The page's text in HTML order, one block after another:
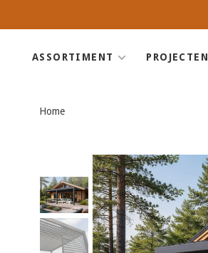
ASSORTIMENT PROJECTEN
Home